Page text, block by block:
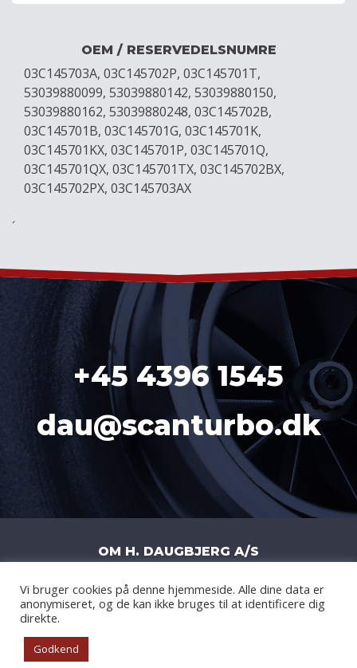
OEM / RESERVEDELSNUMRE
03C145703A, 03C145702P, 03C145701T,
53039880099, 53039880142, 53039880150,
53039880162, 53039880248, 03C145702B,
03C145701B, 03C145701G, 03C145701K,
03C145701KX, 03C145701P, 03C145701Q,
03C145701QX, 03C145701TX, 03C145702BX,
03C145702PX, 03C145703AX
´
+45 4396 1545
dau@scanturbo.dk
OM H. DAUGBJERG A/S
H. DAUGBJERG A/S | LITERBUEN 11J |
2740 SKOVLUNDE
| DANMARK | CVR: DK
Vi bruger cookies på denne hjemmeside. Alle dine data er
anonymiseret, og de kan ikke bruges til at identificere dig
direkte.
Godkend